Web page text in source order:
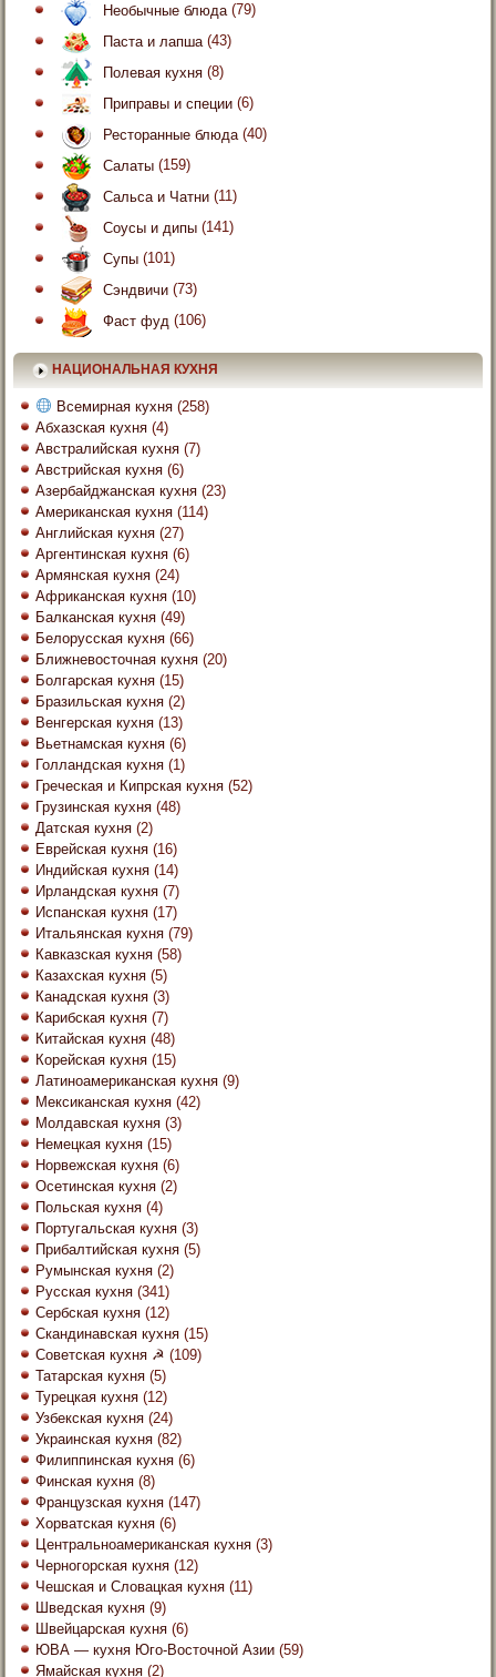
Необычные блюда (79)
Паста и лапша (43)
Полевая кухня (8)
Приправы и специи (6)
Ресторанные блюда (40)
Салаты (159)
Сальса и Чатни (11)
Соусы и дипы (141)
Супы (101)
Сэндвичи (73)
Фаст фуд (106)
НАЦИОНАЛЬНАЯ КУХНЯ
Всемирная кухня (258)
Абхазская кухня (4)
Австралийская кухня (7)
Австрийская кухня (6)
Азербайджанская кухня (23)
Американская кухня (114)
Английская кухня (27)
Аргентинская кухня (6)
Армянская кухня (24)
Африканская кухня (10)
Балканская кухня (49)
Белорусская кухня (66)
Ближневосточная кухня (20)
Болгарская кухня (15)
Бразильская кухня (2)
Венгерская кухня (13)
Вьетнамская кухня (6)
Голландская кухня (1)
Греческая и Кипрская кухня (52)
Грузинская кухня (48)
Датская кухня (2)
Еврейская кухня (16)
Индийская кухня (14)
Ирландская кухня (7)
Испанская кухня (17)
Итальянская кухня (79)
Кавказская кухня (58)
Казахская кухня (5)
Канадская кухня (3)
Карибская кухня (7)
Китайская кухня (48)
Корейская кухня (15)
Латиноамериканская кухня (9)
Мексиканская кухня (42)
Молдавская кухня (3)
Немецкая кухня (15)
Норвежская кухня (6)
Осетинская кухня (2)
Польская кухня (4)
Португальская кухня (3)
Прибалтийская кухня (5)
Румынская кухня (2)
Русская кухня (341)
Сербская кухня (12)
Скандинавская кухня (15)
Советская кухня ☭ (109)
Татарская кухня (5)
Турецкая кухня (12)
Узбекская кухня (24)
Украинская кухня (82)
Филиппинская кухня (6)
Финская кухня (8)
Французская кухня (147)
Хорватская кухня (6)
Центральноамериканская кухня (3)
Черногорская кухня (12)
Чешская и Словацкая кухня (11)
Шведская кухня (9)
Швейцарская кухня (6)
ЮВА — кухня Юго-Восточной Азии (59)
Ямайская кухня (2)